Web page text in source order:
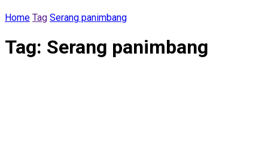
Home Tag Serang panimbang
Tag: Serang panimbang